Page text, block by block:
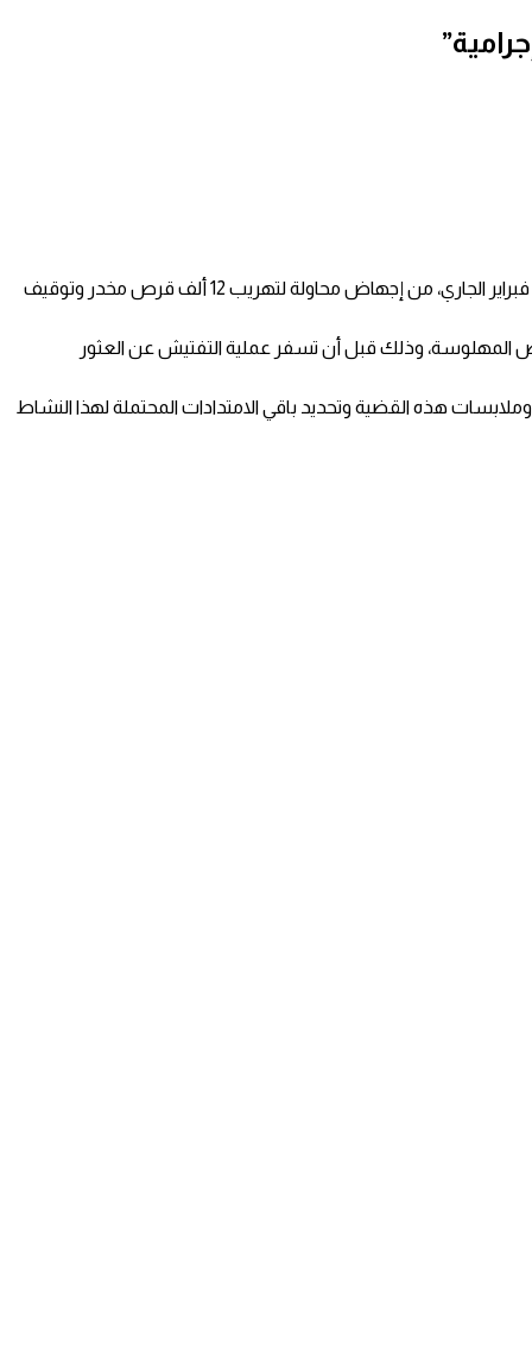
تمكنت عناصر الشرطة بولاية أمن تطوان بناءً على معلومات دقيقة وفرتها مصالح المديرية العامة لمراقبة التراب الوطني، صباح أمس الجمعة 14 فبراير الجاري، من إجهاض محاولة لتهريب 12 ألف قرص مخدر وتوقيف
المهلوسة، وذلك قبل أن تسفر عملية التفتيش عن العثور
هذه القضية وتحديد باقي الامتدادات المحتملة لهذا النشاط